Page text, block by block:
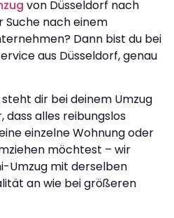
von Düsseldorf nach
Suche nach einem
Dann bist du bei
aus Düsseldorf, genau
dir bei deinem Umzug
dass alles reibungslos
einzelne Wohnung oder
möchtest – wir
Umzug mit derselben
an wie bei größeren